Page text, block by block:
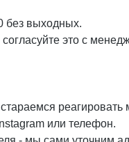
без выходных.
это с
реагировать
или телефон.